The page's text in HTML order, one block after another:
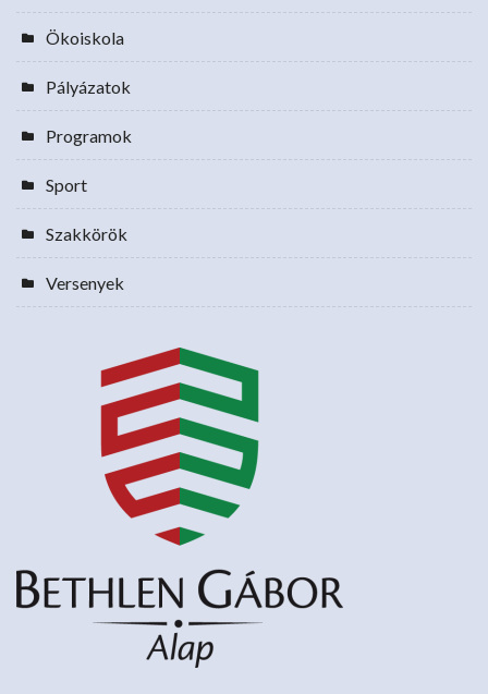
Ökoiskola
Pályázatok
Programok
Sport
Szakkörök
Versenyek